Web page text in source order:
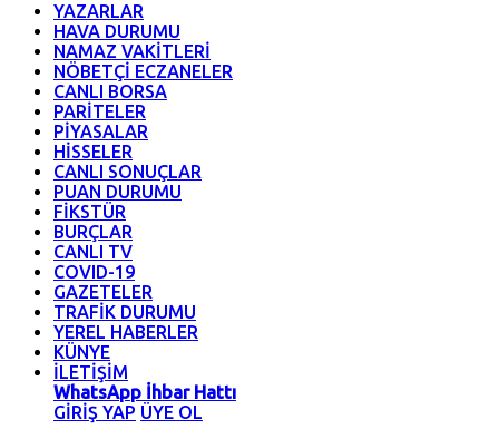
YAZARLAR
HAVA DURUMU
NAMAZ VAKİTLERİ
NÖBETÇİ ECZANELER
CANLI BORSA
PARİTELER
PİYASALAR
HİSSELER
CANLI SONUÇLAR
PUAN DURUMU
FİKSTÜR
BURÇLAR
CANLI TV
COVID-19
GAZETELER
TRAFİK DURUMU
YEREL HABERLER
KÜNYE
İLETİŞİM
WhatsApp İhbar Hattı
GİRİŞ YAP ÜYE OL